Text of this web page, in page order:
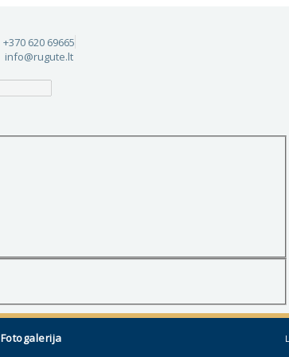
+370 620 69665
info@rugute.lt
Fotogalerija